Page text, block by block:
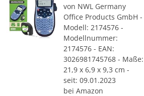
von NWL Germany
Office Products GmbH -
Modell: 2174576 -
Modellnummer:
2174576 - EAN:
3026981745768 - Maße:
21,9 x 6,9 x 9,3 cm -
seit: 09.01.2023
bei Amazon